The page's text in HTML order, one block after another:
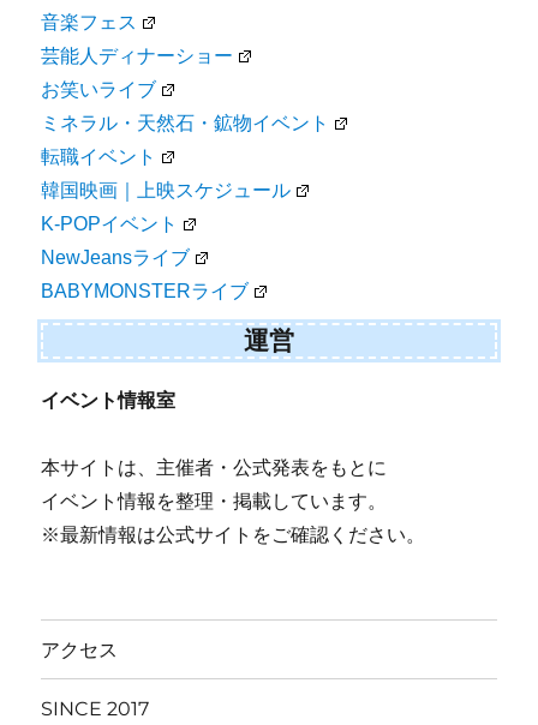
音楽フェス
芸能人ディナーショー
お笑いライブ
ミネラル・天然石・鉱物イベント
転職イベント
韓国映画｜上映スケジュール
K-POPイベント
NewJeansライブ
BABYMONSTERライブ
運営
イベント情報室
本サイトは、主催者・公式発表をもとに
イベント情報を整理・掲載しています。
※最新情報は公式サイトをご確認ください。
アクセス
SINCE 2017